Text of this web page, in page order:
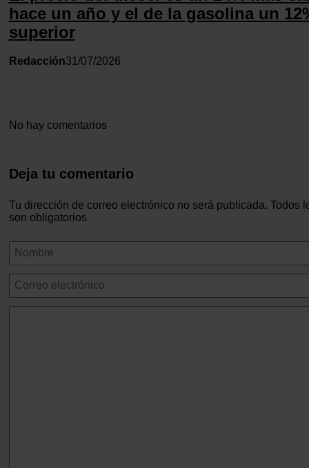
hace un año y el de la gasolina un
superior
Redacción31/07/2026
No hay comentarios
Deja tu comentario
Tu dirección de correo electrónico no será publicada. Todos
son obligatorios